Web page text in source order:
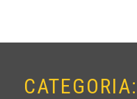
CATEGORIA: